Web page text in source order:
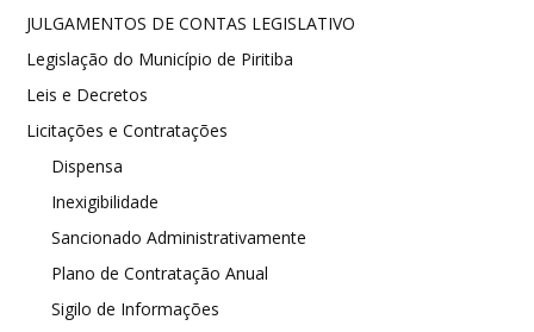
JULGAMENTOS DE CONTAS LEGISLATIVO
Legislação do Município de Piritiba
Leis e Decretos
Licitações e Contratações
Dispensa
Inexigibilidade
Sancionado Administrativamente
Plano de Contratação Anual
Sigilo de Informações